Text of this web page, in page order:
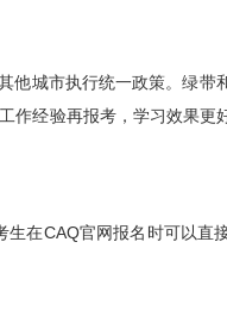
他城市执行统一政策。绿带
作经验再报考，学习效果更
在CAQ官网报名时可以直